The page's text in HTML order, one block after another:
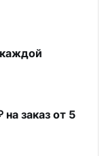
заказ от 5